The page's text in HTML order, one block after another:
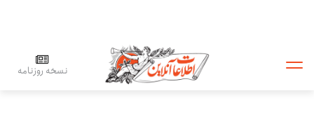
نسخه روزنامه